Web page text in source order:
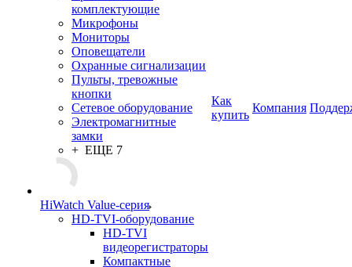
комплектующие
Микрофоны
Мониторы
Оповещатели
Охранные сигнализации
Пульты, тревожные
кнопки
Сетевое оборудование
Электромагнитные
замки
+ ЕЩЕ 7
HiWatch Value-серия
HD-TVI-оборудование
HD-TVI
видеорегистраторы
Компактные
Как
купить
Компания